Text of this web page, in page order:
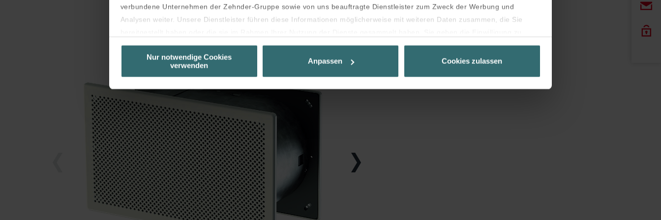
verbundene Unternehmen der Zehnder-Gruppe sowie von uns beauftragte Dienstleister zum Zweck der Werbung und
Analysen weiter. Unsere Dienstleister führen diese Informationen möglicherweise mit weiteren Daten zusammen, die Sie
unseren Cookies, wenn Sie in deren Verwendung eingewilligt haben.
Laut Gesetz können wir Cookies auf Ihrem Gerät speichern, wenn diese für den Betrieb dieser Seite unbedingt notwendig
sind (Kategorie „Notwendig“). Für alle anderen Cookie-Typen benötigen wir Ihre Einwilligung.
Seiten erscheinen.
Sie können Ihre Einwilligung jederzeit von der Cookie-Erklärung auf unserer Website ändern oder widerrufen.
Nur notwendige Cookies
verwenden
Anpassen Cookies zulassen